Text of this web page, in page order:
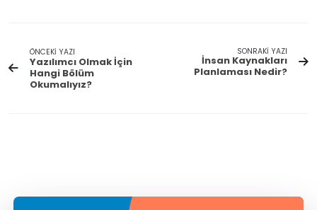
ÖNCEKİ YAZI
Yazılımcı Olmak İçin
Hangi Bölüm
Okumalıyız?
SONRAKİ YAZI
İnsan Kaynakları
Planlaması Nedir?